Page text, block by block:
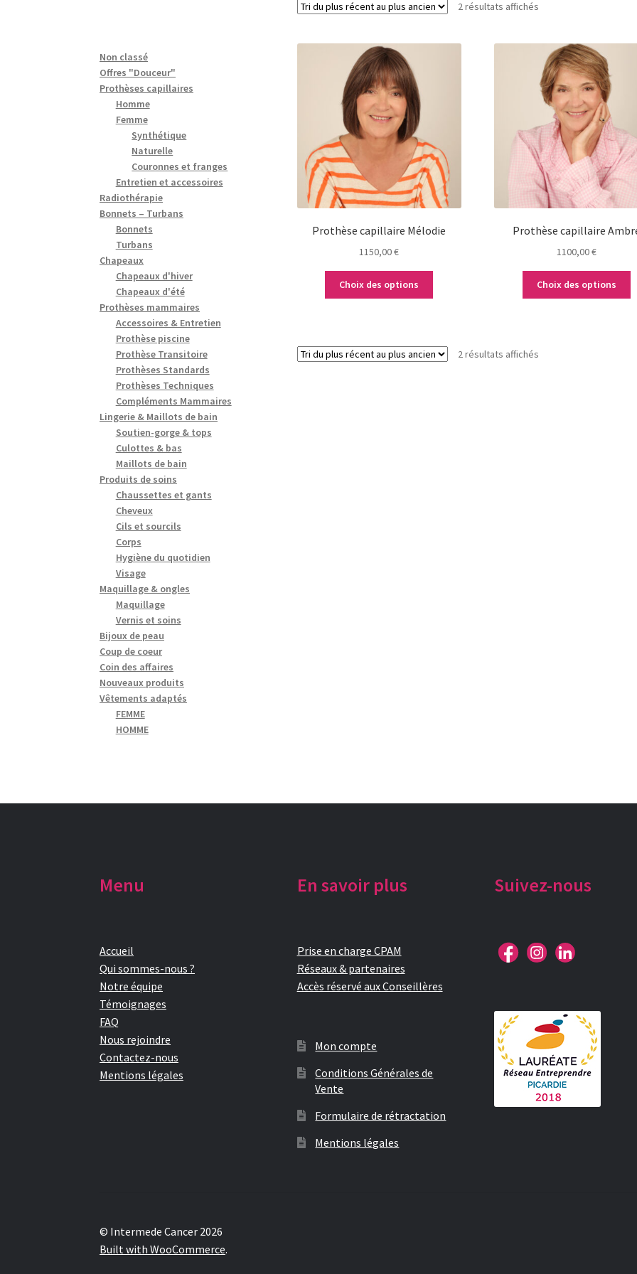
2 résultats affichésTrié
récent
au
plus
ancien
Prothèse capillaire Mélodie
1150,00€
Choix des options
Ce
produit
a
plusieurs
variations.
Les
options
peuvent
choisies
sur
page
du
produit
Prothèse capillaire
1100,00€
Choix des options
Ce
produit
a
plusieurs
variations.
Les
options
peuvent
être
choisies
sur
page
du
produit
2 résultats affichésTrié
Non classé
Offres "Douceur"
Prothèses capillaires
Homme
Femme
Synthétique
Naturelle
Couronnes et franges
Entretien et accessoires
Radiothérapie
Bonnets – Turbans
Bonnets
Turbans
Chapeaux
Chapeaux d'hiver
Chapeaux d'été
Prothèses mammaires
Accessoires & Entretien
Prothèse piscine
Prothèse Transitoire
Prothèses Standards
Prothèses Techniques
Compléments Mammaires
Lingerie & Maillots de bain
Soutien-gorge & tops
Culottes & bas
Maillots de bain
Produits de soins
Chaussettes et gants
Cheveux
Cils et sourcils
Corps
Hygiène du quotidien
Visage
Maquillage & ongles
Maquillage
Vernis et soins
Bijoux de peau
Coup de coeur
Coin des affaires
Nouveaux produits
Vêtements adaptés
FEMME
HOMME
Menu
Accueil
Qui sommes-nous ?
Notre équipe
Témoignages
FAQ
Nous rejoindre
Contactez-nous
Mentions légales
En savoir plus
Prise en charge CPAM
Réseaux & partenaires
Accès réservé aux Conseillères
Mon compte
Conditions Générales de
Vente
Formulaire de rétractation
Mentions légales
Suivez-nous
© Intermede Cancer 2026
Built with WooCommerce.